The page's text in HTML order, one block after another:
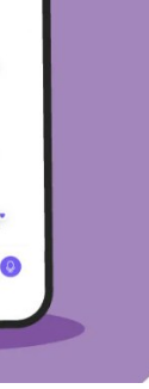
od 19:30 na
autora i ne